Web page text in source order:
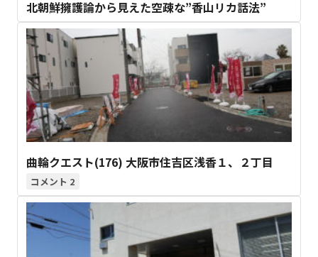
北朝鮮擁護論から見えた空疎な”香山リカ話法”
曲輪クエスト(176) 大阪市住吉区浅香１、２丁目
2